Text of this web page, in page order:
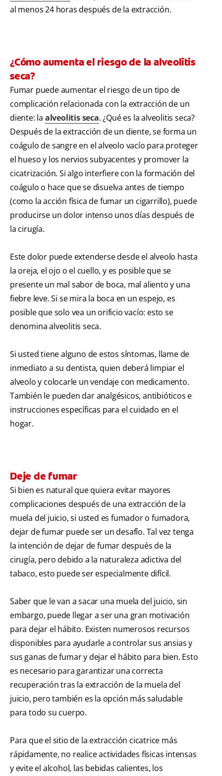
al menos 24 horas después de la extracción.
¿Cómo aumenta el riesgo de la alveolitis
seca?
Fumar puede aumentar el riesgo de un tipo de
complicación relacionada con la extracción de un
diente: la alveolitis seca. ¿Qué es la alveolitis seca?
Después de la extracción de un diente, se forma un
coágulo de sangre en el alveolo vacío para proteger
el hueso y los nervios subyacentes y promover la
cicatrización. Si algo interfiere con la formación del
coágulo o hace que se disuelva antes de tiempo
(como la acción física de fumar un cigarrillo), puede
producirse un dolor intenso unos días después de
la cirugía.
Este dolor puede extenderse desde el alveolo hasta
la oreja, el ojo o el cuello, y es posible que se
presente un mal sabor de boca, mal aliento y una
fiebre leve. Si se mira la boca en un espejo, es
posible que solo vea un orificio vacío: esto se
denomina alveolitis seca.
Si usted tiene alguno de estos síntomas, llame de
inmediato a su dentista, quien deberá limpiar el
alveolo y colocarle un vendaje con medicamento.
También le pueden dar analgésicos, antibióticos e
instrucciones específicas para el cuidado en el
hogar.
Deje de fumar
Si bien es natural que quiera evitar mayores
complicaciones después de una extracción de la
muela del juicio, si usted es fumador o fumadora,
dejar de fumar puede ser un desafío. Tal vez tenga
la intención de dejar de fumar después de la
cirugía, pero debido a la naturaleza adictiva del
tabaco, esto puede ser especialmente difícil.
Saber que le van a sacar una muela del juicio, sin
embargo, puede llegar a ser una gran motivación
para dejar el hábito. Existen numerosos recursos
disponibles para ayudarle a controlar sus ansias y
sus ganas de fumar y dejar el hábito para bien. Esto
es necesario para garantizar una correcta
recuperación tras la extracción de la muela del
juicio, pero también es la opción más saludable
para todo su cuerpo.
Para que el sitio de la extracción cicatrice más
rápidamente, no realice actividades físicas intensas
y evite el alcohol, las bebidas calientes, los